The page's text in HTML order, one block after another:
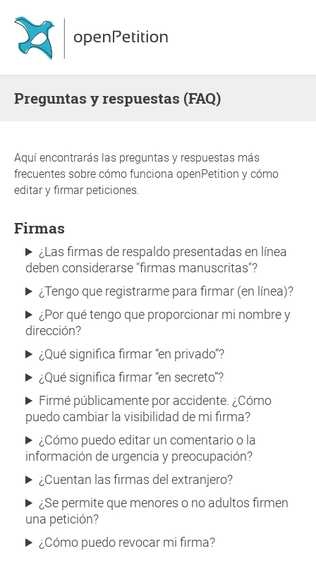
Preguntas y respuestas (FAQ)
Aquí encontrarás las preguntas y respuestas más
frecuentes sobre cómo funciona openPetition y cómo
editar y firmar peticiones.
Firmas
¿Las firmas de respaldo presentadas en línea
deben considerarse "firmas manuscritas"?
¿Tengo que registrarme para firmar (en línea)?
¿Por qué tengo que proporcionar mi nombre y
dirección?
¿Qué significa firmar “en privado”?
¿Qué significa firmar “en secreto”?
Firmé públicamente por accidente. ¿Cómo
puedo cambiar la visibilidad de mi firma?
¿Cómo puedo editar un comentario o la
información de urgencia y preocupación?
¿Cuentan las firmas del extranjero?
¿Se permite que menores o no adultos firmen
una petición?
¿Cómo puedo revocar mi firma?